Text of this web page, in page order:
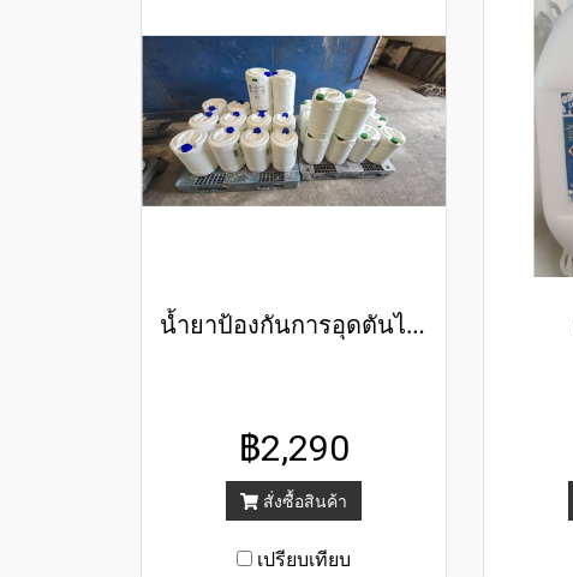
น้ำยาป้องกันการอุดตันไส้กรองเมมเบรน
฿2,290
สั่งซื้อสินค้า
เปรียบเทียบ